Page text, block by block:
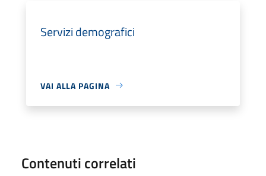
Servizi demografici
VAI ALLA PAGINA
Contenuti correlati